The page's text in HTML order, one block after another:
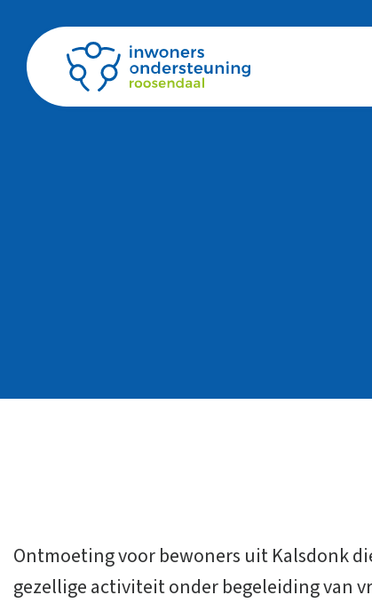
Ontmoeting voor bewoners uit Kalsdonk
gezellige activiteit onder begeleiding van